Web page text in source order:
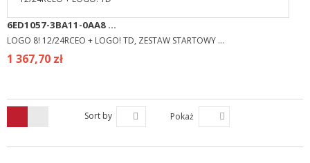
6ED1057-3BA11-0AA8 ...
LOGO 8! 12/24RCEO + LOGO! TD, ZESTAW STARTOWY ...
1 367,70 zł
Sort by Pokaż